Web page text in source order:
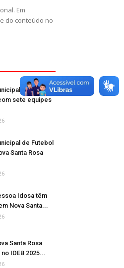
Em
do conteúdo no
de Bolão
sete equipes
de Futebol
Santa Rosa
Idosa têm
Nova Santa...
Santa Rosa
IDEB 2025...